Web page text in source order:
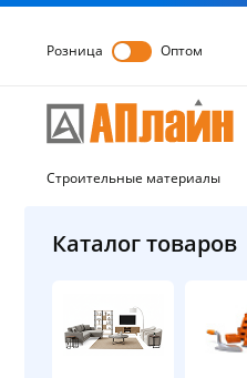
Розница Оптом
Строительные материалы
Каталог товаров